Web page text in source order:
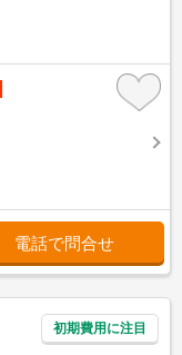
電話で問合せ
初期費用に注目